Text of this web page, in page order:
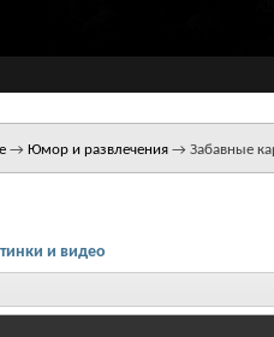
→ Юмор и развлечения → Забавные
и видео